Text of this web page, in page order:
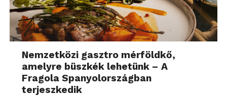
Nemzetközi gasztro mérföldkő,
amelyre büszkék lehetünk – A
Fragola Spanyolországban
terjeszkedik